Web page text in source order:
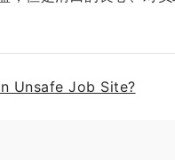
Unsafe Job Site?